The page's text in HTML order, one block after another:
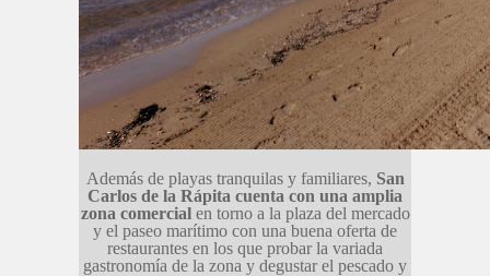
Además de playas tranquilas y familiares, San
Carlos de la Rápita cuenta con una amplia
zona comercialen torno a la plaza del mercado
y el paseo marítimo con una buena oferta de
restaurantes en los que probar la variada
gastronomía de la zona y degustar el pescado y